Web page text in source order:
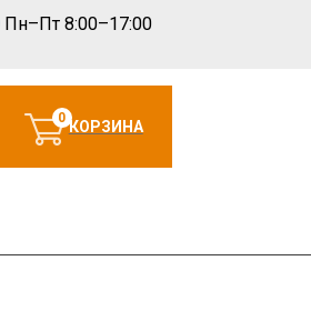
Пн–Пт 8:00–17:00
0КОРЗИНА